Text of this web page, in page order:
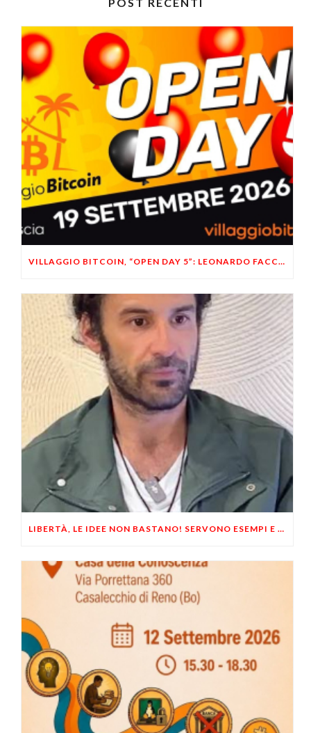
VILLAGGIO BITCOIN, “OPEN DAY 5”: LEONARDO FACCO OSPITE A BRESCIA
LIBERTÀ, LE IDEE NON BASTANO! SERVONO ESEMPI E UN PO’ DI COERENZA